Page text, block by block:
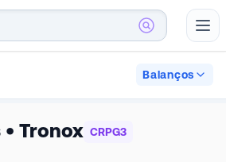
Balanços
• Tronox CRPG3